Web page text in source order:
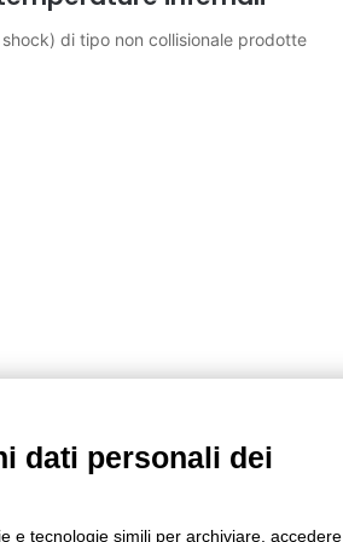
di tipo non collisionale prodotte
dati personali dei
e tecnologie simili per archiviare, accedere